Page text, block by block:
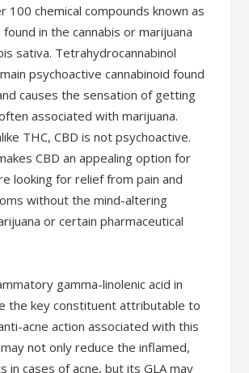
100 chemical compounds known as
found in the cannabis or marijuana
sativa. Tetrahydrocannabinol
psychoactive cannabinoid found
causes the sensation of getting
often associated with marijuana.
THC, CBD is not psychoactive.
CBD an appealing option for
looking for relief from pain and
without the mind-altering
or certain pharmaceutical
gamma-linolenic acid in
the key constituent attributable to
acne action associated with this
not only reduce the inflamed,
in cases of acne, but its GLA may